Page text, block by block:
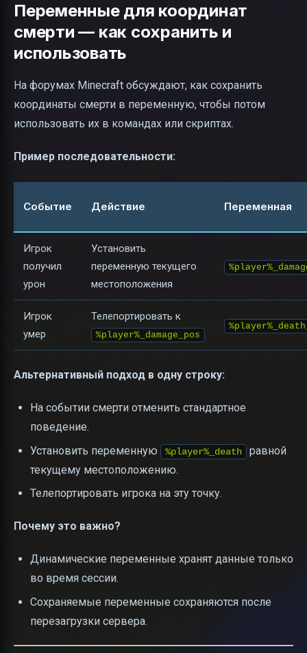
Переменные для координат
смерти — как сохранить и
использовать
На форумах Minecraft обсуждают, как сохранить
координаты смерти в переменную, чтобы потом
использовать их в командах или скриптах.
Пример последовательности:
Событие Действие Переменная
Игрок
получил
урон
Установить
переменную текущего
местоположения
Игрок
умер
Телепортировать к
%player%_damage_pos
Альтернативный подход в одну строку:
На событии смерти отменить стандартное
поведение.
Установить переменную
%player%_death
равной
текущему местоположению.
Телепортировать игрока на эту точку.
Почему это важно?
Динамические переменные хранят данные только
во время сессии.
Сохраняемые переменные сохраняются после
перезагрузки сервера.